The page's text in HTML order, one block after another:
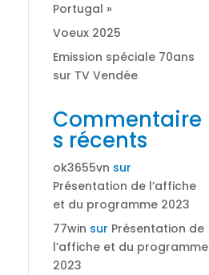
Portugal »
Voeux 2025
Emission spéciale 70ans
sur TV Vendée
Commentaire
s récents
ok3655vn sur
Présentation de l’affiche
et du programme 2023
77win sur Présentation de
l’affiche et du programme
2023